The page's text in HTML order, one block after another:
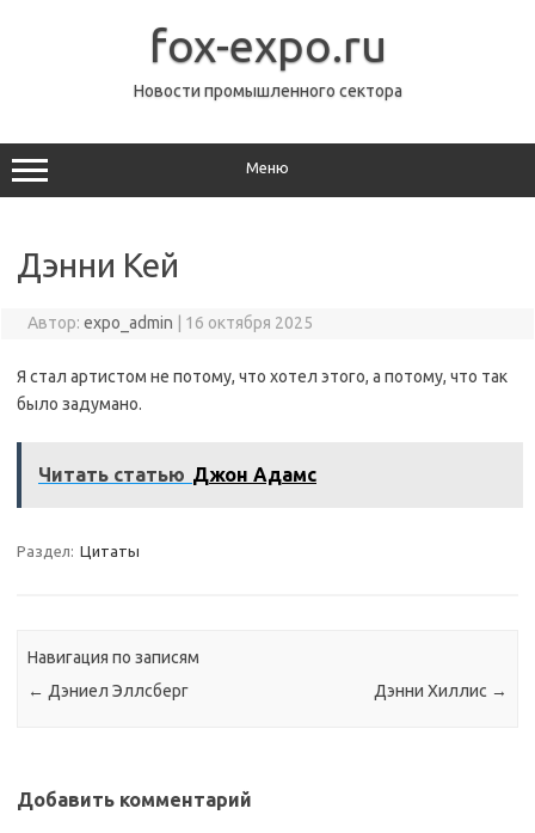
fox-expo.ru
Новости промышленного сектора
Меню
Дэнни Кей
Автор: expo_admin 16 октября 2025
Я стал артистом не потому, что хотел этого, а потому, что так
было задумано.
Читать статью Джон Адамс
Раздел: Цитаты
Навигация по записям
← Дэниел Эллсберг Дэнни Хиллис →
Добавить комментарий